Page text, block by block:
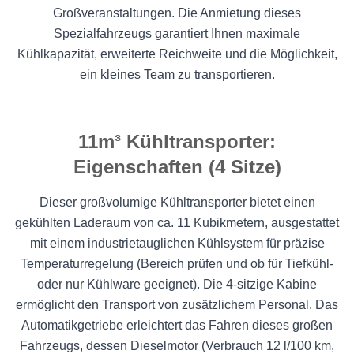
Großveranstaltungen. Die Anmietung dieses
Spezialfahrzeugs garantiert Ihnen maximale
Kühlkapazität, erweiterte Reichweite und die Möglichkeit,
ein kleines Team zu transportieren.
11m³ Kühltransporter:
Eigenschaften (4 Sitze)
Dieser großvolumige Kühltransporter bietet einen
gekühlten Laderaum von ca. 11 Kubikmetern, ausgestattet
mit einem industrietauglichen Kühlsystem für präzise
Temperaturregelung (Bereich prüfen und ob für Tiefkühl-
oder nur Kühlware geeignet). Die 4-sitzige Kabine
ermöglicht den Transport von zusätzlichem Personal. Das
Automatikgetriebe erleichtert das Fahren dieses großen
Fahrzeugs, dessen Dieselmotor (Verbrauch 12 l/100 km,